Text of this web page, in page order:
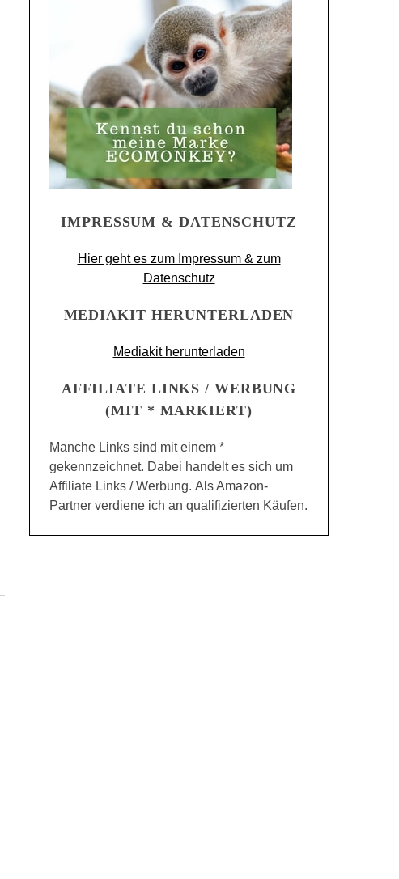
IMPRESSUM & DATENSCHUTZ
Hier geht es zum Impressum & zum
Datenschutz
MEDIAKIT HERUNTERLADEN
Mediakit herunterladen
AFFILIATE LINKS / WERBUNG
(MIT * MARKIERT)
Manche Links sind mit einem *
gekennzeichnet. Dabei handelt es sich um
Affiliate Links / Werbung. Als Amazon-
Partner verdiene ich an qualifizierten Käufen.